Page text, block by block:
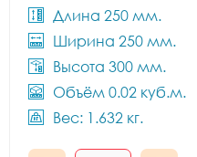
Длина 250 мм.
Ширина 250 мм.
Высота 300 мм.
Объём 0.02 куб.м.
Вес: 1.632 кг.